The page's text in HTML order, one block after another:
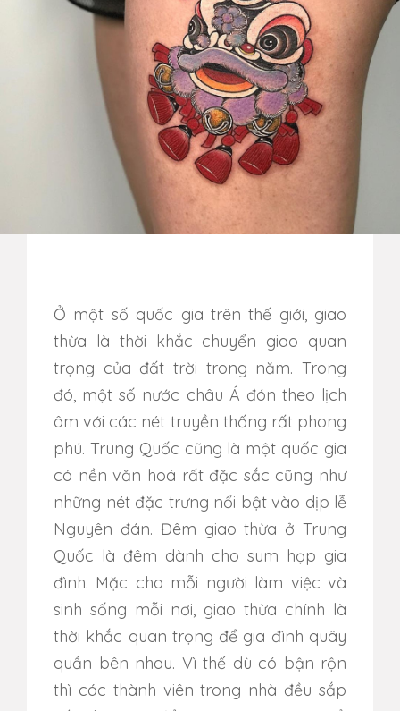
Ở một số quốc gia trên thế giới, giao
thừa là thời khắc chuyển giao quan
trọng của đất trời trong năm. Trong
đó, một số nước châu Á đón theo lịch
âm với các nét truyền thống rất phong
phú. Trung Quốc cũng là một quốc gia
có nền văn hoá rất đặc sắc cũng như
những nét đặc trưng nổi bật vào dịp lễ
Nguyên đán. Đêm giao thừa ở Trung
Quốc là đêm dành cho sum họp gia
đình. Mặc cho mỗi người làm việc và
sinh sống mỗi nơi, giao thừa chính là
thời khắc quan trọng để gia đình quây
quần bên nhau. Vì thế dù có bận rộn
thì các thành viên trong nhà đều sắp